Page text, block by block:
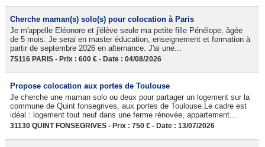
Cherche maman(s) solo(s) pour colocation à Paris
Je m'appelle Eléonore et j'élève seule ma petite fille Pénélope, âgée
de 5 mois. Je serai en master éducation, enseignement et formation à
partir de septembre 2026 en alternance. J'ai une...
75116 PARIS - Prix : 600 € - Date : 04/08/2026
Propose colocation aux portes de Toulouse
Je cherche une maman solo ou deux pour partager un logement sur la
commune de Quint fonsegrives, aux portes de Toulouse.Le cadre est
idéal : logement tout neuf dans une ferme rénovée, appartement...
31130 QUINT FONSEGRIVES - Prix : 750 € - Date : 13/07/2026